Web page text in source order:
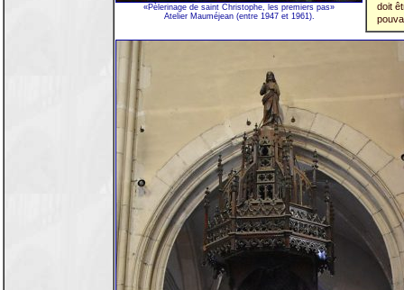
«Pèlerinage de saint Christophe, les premiers pas»
Atelier Mauméjean (entre 1947 et 1961).
doit